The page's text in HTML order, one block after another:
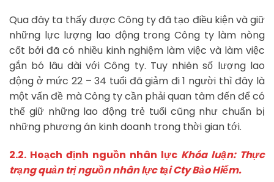
Qua đây ta thấy được Công ty đã tạo điều kiện và giữ
những lực lượng lao động trong Công ty làm nòng
cốt bởi đã có nhiều kinh nghiệm làm việc và làm việc
gắn bó lâu dài với Công ty. Tuy nhiên số lượng lao
động ở mức 22 – 34 tuổi đã giảm đi 1 người thì đây là
một vấn đề mà Công ty cần phải quan tâm đến để có
thể giữ những lao động trẻ tuổi cũng như chuẩn bị
những phương án kinh doanh trong thời gian tới.
2.2. Hoạch định nguồn nhân lực Khóa luận: Thực
trạng quản trị nguồn nhân lực tại Cty Bảo Hiểm.